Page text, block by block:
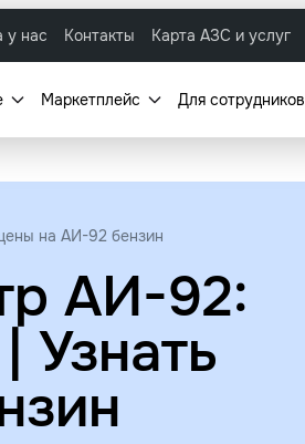
у нас Контакты Карта АЗС и услуг
Маркетплейс Для сотрудников
на АИ-92 бензин
АИ-92:
Узнать